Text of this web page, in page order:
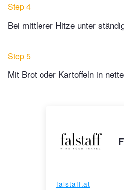
Step 4
Bei mittlerer Hitze unter
Step 5
Mit Brot oder Kartoffeln in
falstaff.at